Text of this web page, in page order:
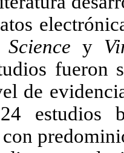
y
fueron
de
estudios